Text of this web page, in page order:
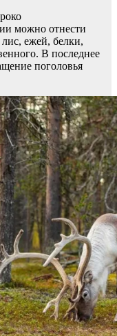
можно отнести
ежей, белки,
В последнее
поголовья